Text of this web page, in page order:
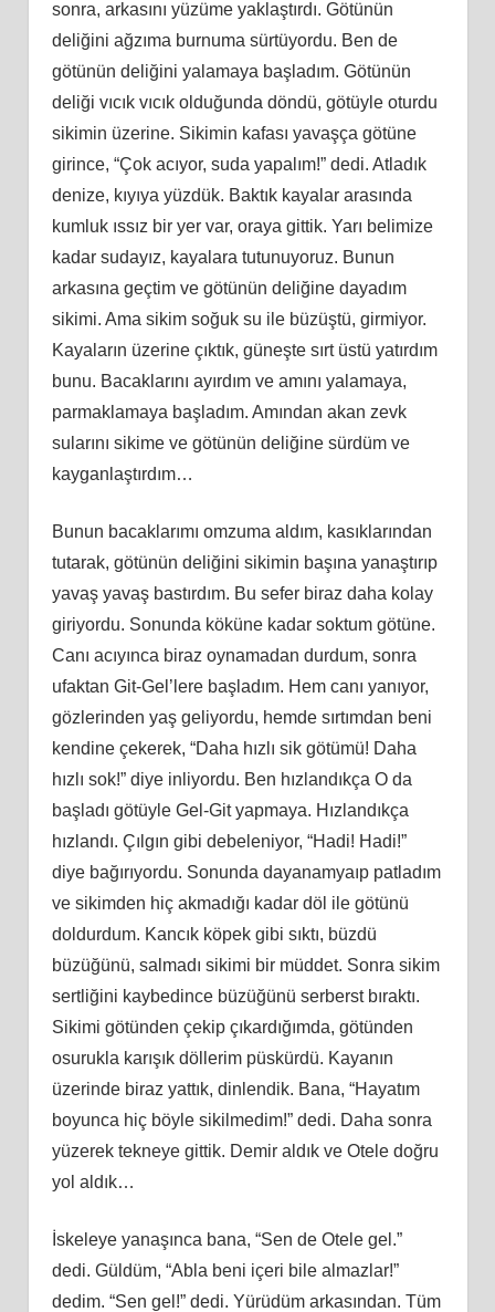
sonra, arkasını yüzüme yaklaştırdı. Götünün
deliğini ağzıma burnuma sürtüyordu. Ben de
götünün deliğini yalamaya başladım. Götünün
deliği vıcık vıcık olduğunda döndü, götüyle oturdu
sikimin üzerine. Sikimin kafası yavaşça götüne
girince, “Çok acıyor, suda yapalım!” dedi. Atladık
denize, kıyıya yüzdük. Baktık kayalar arasında
kumluk ıssız bir yer var, oraya gittik. Yarı belimize
kadar sudayız, kayalara tutunuyoruz. Bunun
arkasına geçtim ve götünün deliğine dayadım
sikimi. Ama sikim soğuk su ile büzüştü, girmiyor.
Kayaların üzerine çıktık, güneşte sırt üstü yatırdım
bunu. Bacaklarını ayırdım ve amını yalamaya,
parmaklamaya başladım. Amından akan zevk
sularını sikime ve götünün deliğine sürdüm ve
kayganlaştırdım…
Bunun bacaklarımı omzuma aldım, kasıklarından
tutarak, götünün deliğini sikimin başına yanaştırıp
yavaş yavaş bastırdım. Bu sefer biraz daha kolay
giriyordu. Sonunda köküne kadar soktum götüne.
Canı acıyınca biraz oynamadan durdum, sonra
ufaktan Git-Gel’lere başladım. Hem canı yanıyor,
gözlerinden yaş geliyordu, hemde sırtımdan beni
kendine çekerek, “Daha hızlı sik götümü! Daha
hızlı sok!” diye inliyordu. Ben hızlandıkça O da
başladı götüyle Gel-Git yapmaya. Hızlandıkça
hızlandı. Çılgın gibi debeleniyor, “Hadi! Hadi!”
diye bağırıyordu. Sonunda dayanamyaıp patladım
ve sikimden hiç akmadığı kadar döl ile götünü
doldurdum. Kancık köpek gibi sıktı, büzdü
büzüğünü, salmadı sikimi bir müddet. Sonra sikim
sertliğini kaybedince büzüğünü serberst bıraktı.
Sikimi götünden çekip çıkardığımda, götünden
osurukla karışık döllerim püskürdü. Kayanın
üzerinde biraz yattık, dinlendik. Bana, “Hayatım
boyunca hiç böyle sikilmedim!” dedi. Daha sonra
yüzerek tekneye gittik. Demir aldık ve Otele doğru
yol aldık…
İskeleye yanaşınca bana, “Sen de Otele gel.”
dedi. Güldüm, “Abla beni içeri bile almazlar!”
dedim. “Sen gel!” dedi. Yürüdüm arkasından. Tüm